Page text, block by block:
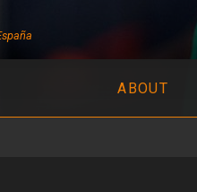
ABOUT